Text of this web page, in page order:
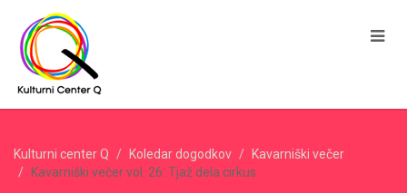
Kulturni center Q Koledar dogodkov
Kavarniški večer
Kavarniški večer vol. 26: Tjaž dela cirkus